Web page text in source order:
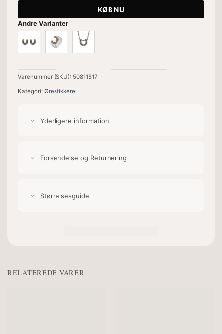
KØB NU
Andre Varianter
Varenummer (SKU): 50811517
Kategori: Ørestikkere
Yderligere information
Forsendelse og Returnering
Størrelsesguide
RELATEREDE VARER